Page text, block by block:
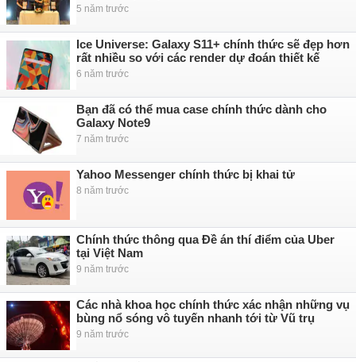
5 năm trước
Ice Universe: Galaxy S11+ chính thức sẽ đẹp hơn
rất nhiều so với các render dự đoán thiết kế
6 năm trước
Bạn đã có thể mua case chính thức dành cho
Galaxy Note9
7 năm trước
Yahoo Messenger chính thức bị khai tử
8 năm trước
Chính thức thông qua Đề án thí điểm của Uber
tại Việt Nam
9 năm trước
Các nhà khoa học chính thức xác nhận những vụ
bùng nổ sóng vô tuyến nhanh tới từ Vũ trụ
9 năm trước